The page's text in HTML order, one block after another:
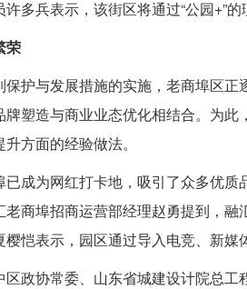
多兵表示，该街区将通过“公园+”
荣
保护与发展措施的实施，老商埠区
牌塑造与商业业态优化相结合。为
方面的经验做法。
已成为网红打卡地，吸引了众多优
老商埠招商运营部经理赵勇提到，
恺表示，园区通过导入电竞、新媒
区政协常委、山东省城建设计院总